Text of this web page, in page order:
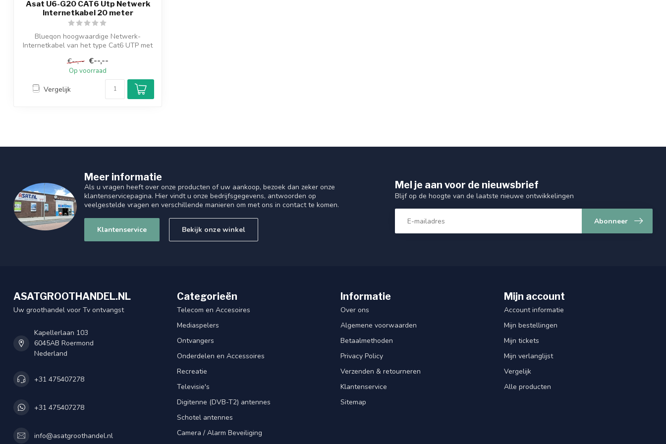
Asat U6-G20 CAT6 Utp Netwerk
Internetkabel 20 meter
Blueqon hoogwaardige Netwerk-
Internetkabel van het type Cat6 UTP met
€--,-- €--,--
Op voorraad
Vergelijk
Meer informatie
Als u vragen heeft over onze producten of uw aankoop, bezoek dan zeker onze
klantenservicepagina. Hier vindt u onze bedrijfsgegevens, antwoorden op
veelgestelde vragen en verschillende manieren om met ons in contact te komen.
Klantenservice Bekijk onze winkel
Mel je aan voor de nieuwsbrief
Blijf op de hoogte van de laatste nieuwe ontwikkelingen
Abonneer
ASATGROOTHANDEL.NL
Uw groothandel voor Tv ontvangst
Kapellerlaan 103
6045AB Roermond
Nederland
+31 475407278
+31 475407278
info@asatgroothandel.nl
Categorieën
Telecom en Accesoires
Mediaspelers
Ontvangers
Onderdelen en Accessoires
Recreatie
Televisie's
Digitenne (DVB-T2) antennes
Schotel antennes
Camera / Alarm Beveiliging
Informatie
Over ons
Algemene voorwaarden
Betaalmethoden
Privacy Policy
Verzenden & retourneren
Klantenservice
Sitemap
Mijn account
Account informatie
Mijn bestellingen
Mijn tickets
Mijn verlanglijst
Vergelijk
Alle producten